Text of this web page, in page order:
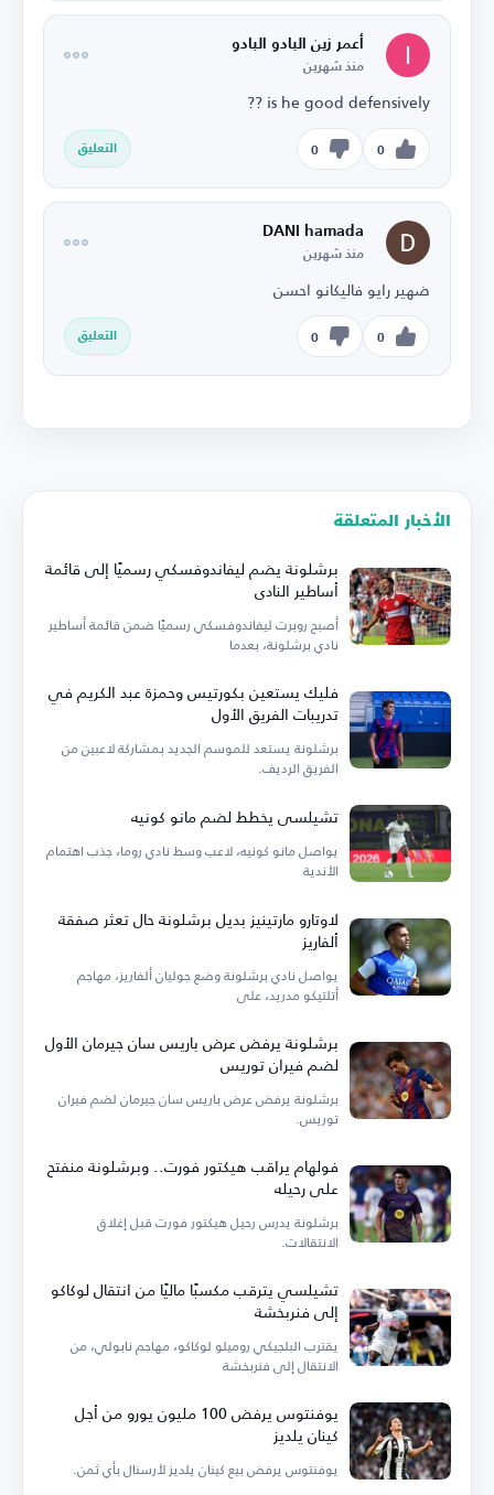
أعمر زين البادو البادو
منذ شهرين
is he good defensively ??
0
0 التعليق
DANI hamada
منذ شهرين
ضهير رايو فاليكانو احسن
0
0 التعليق
الأخبار المتعلقة
برشلونة يضم ليفاندوفسكي رسميًا إلى قائمة
أساطير النادي
أصبح روبرت ليفاندوفسكي رسميًا ضمن قائمة أساطير
نادي برشلونة، بعدما
فليك يستعين بكورتيس وحمزة عبد الكريم في
تدريبات الفريق الأول
برشلونة يستعد للموسم الجديد بمشاركة لاعبين من
الفريق الرديف.
تشيلسي يخطط لضم مانو كونيه
يواصل مانو كونيه، لاعب وسط نادي روما، جذب اهتمام
الأندية
لاوتارو مارتينيز بديل برشلونة حال تعثر صفقة
ألفاريز
يواصل نادي برشلونة وضع جوليان ألفاريز، مهاجم
أتلتيكو مدريد، على
برشلونة يرفض عرض باريس سان جيرمان الأول
لضم فيران توريس
برشلونة يرفض عرض باريس سان جيرمان لضم فيران
توريس.
فولهام يراقب هيكتور فورت.. وبرشلونة منفتح
على رحيله
برشلونة يدرس رحيل هيكتور فورت قبل إغلاق
الانتقالات.
تشيلسي يترقب مكسبًا ماليًا من انتقال لوكاكو
إلى فنربخشة
يقترب البلجيكي روميلو لوكاكو، مهاجم نابولي، من
الانتقال إلى فنربخشة
يوفنتوس يرفض 100 مليون يورو من أجل
كينان يلديز
يوفنتوس يرفض بيع كينان يلديز لأرسنال بأي ثمن.